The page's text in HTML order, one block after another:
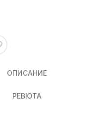
ОПИСАНИЕ
РЕВЮТА